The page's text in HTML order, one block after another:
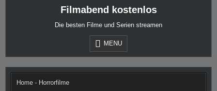
Filmabend kostenlos
Die besten Filme und Serien streamen
MENU
Home - Horrorfilme